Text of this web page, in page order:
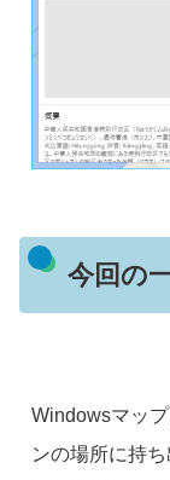
今回の
Windowsマッ
ンの場所に持